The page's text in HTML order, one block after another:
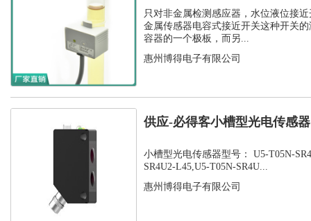
开关
只对非金属检测感应器，水位液位接
金属传感器电容式接近开关这种开关
容器的一个极板，而另...
惠州博得电子有限公司
供应-必得客小槽型光电传感
SR...
小槽型光电传感器型号： U5-T05N-
SR4U2-L45,U5-T05N-SR4U...
惠州博得电子有限公司